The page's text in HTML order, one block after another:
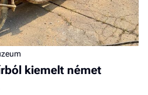
kiemelt német